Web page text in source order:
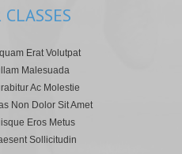
CLASSES
Erat Volutpat
Malesuada
Ac Molestie
Non Dolor Sit Amet
Eros Metus
Sollicitudin